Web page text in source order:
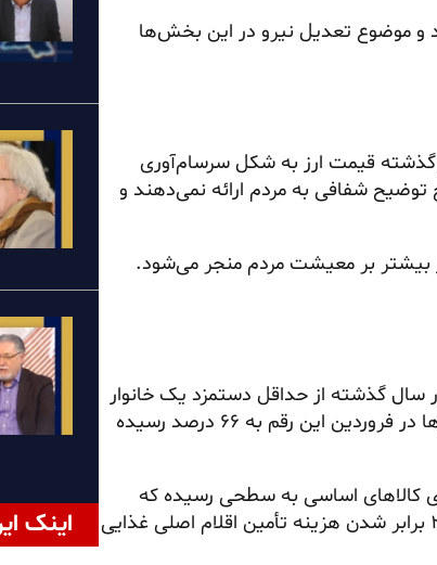
موضوع تعدیل نیرو در این بخش‌ها
قیمت ارز به شکل سرسام‌آوری
توضیح شفافی به مردم ارائه نمی‌دهند و
بیشتر بر معیشت مردم منجر می‌شود.
گذشته از حداقل دستمزد یک خانوار
چهار نفره، به ۴۸ درصد می‌رسید با این حال با افزایش قیمت خوراکی‌ها در فروردین این رقم به ۶۶ درصد رسیده
در فروردین ۱۴۰۵ با متوسط رشد ۱۴۸ درصدی کالاهای اساسی به سطحی رسیده که
فشار زیادی بر خانوارها وارد کرده است. رقمی که بیانگر نزدیک به ۲.۵ برابر شدن هزینه تأمین اقلام اصلی غذایی
اینک